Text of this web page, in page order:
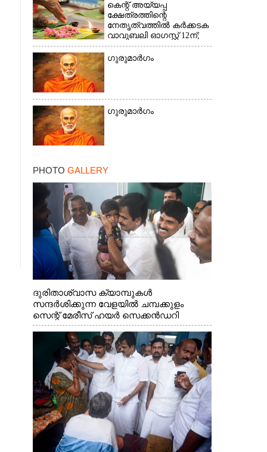
കെന്റ് അയ്യപ്പ
ക്ഷേത്രത്തിന്റെ
നേതൃത്വത്തിൽ കർക്കടക
വാവുബലി ഓഗസ്റ്റ് 12ന്;
ഒരുക്കങ്ങൾ പൂർത്തിയായി
ഗുരുമാർഗം
ഗുരുമാർഗം
PHOTO GALLERY
ദുരിതാശ്വാസ ക്യാമ്പുകൾ
സന്ദർശിക്കുന്ന വേളയിൽ ചമ്പക്കുളം
സെന്റ് മേരീസ് ഹയർ സെക്കൻഡറി
സ്കൂളിലെ ക്യാമ്പിലെത്തിയ എ.ഐ.സി.സി
ജനറൽ സെക്രട്ടറി കെ.സി
വേണുഗോപാൽ എം.പി കുരുന്നിനെ
എടുത്ത് ലാളിച്ചപ്പോൾ. സഹകരണ-
എക്സൈസ് വകുപ്പ് മന്ത്രി എം. ലിജു,
കൃഷിവകുപ്പ് മന്ത്രി ടി. സിദ്ദിഖ്, റെജി
ചെറിയാൻ എം. എൽ. എ എന്നിവർ സമീപം